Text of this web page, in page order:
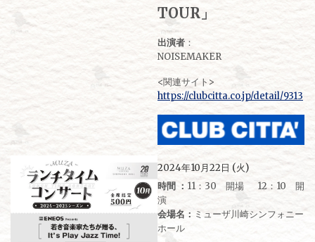
TOUR」
出演者 ：
NOISEMAKER
<関連サイト>
https://clubcitta.co.jp/detail/9313
2024年10月22日 (火)
時間 ： 11：30 開場 12：10 開
演
会場名： ミューザ川崎シンフォニー
ホール